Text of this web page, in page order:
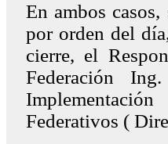
En ambos
por orden del
cierre, el
Federación
Federativos (